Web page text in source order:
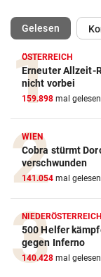
Gelesen
ÖSTERREICH
Erneuter Allzeit-
nicht vorbei
159.898 mal gelesen
WIEN
Cobra stürmt
verschwunden
141.054 mal gelesen
NIEDERÖSTERREICH
500 Helfer
gegen Inferno
140.428 mal gelesen